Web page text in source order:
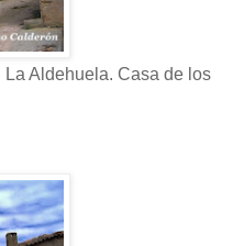
La Aldehuela. Casa de los